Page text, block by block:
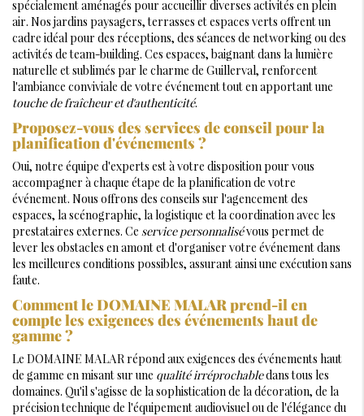
spécialement aménagés pour accueillir diverses activités en plein
air. Nos jardins paysagers, terrasses et espaces verts offrent un
cadre idéal pour des réceptions, des séances de networking ou des
activités de team-building. Ces espaces, baignant dans la lumière
naturelle et sublimés par le charme de Guillerval, renforcent
l'ambiance conviviale de votre événement tout en apportant une
touche de fraîcheur et d'authenticité.
Proposez-vous des services de conseil pour la
planification d'événements ?
Oui, notre équipe d'experts est à votre disposition pour vous
accompagner à chaque étape de la planification de votre
événement. Nous offrons des conseils sur l'agencement des
espaces, la scénographie, la logistique et la coordination avec les
prestataires externes. Ce service personnalisévous permet de
lever les obstacles en amont et d'organiser votre événement dans
les meilleures conditions possibles, assurant ainsi une exécution sans
faute.
Comment le DOMAINE MALAR prend-il en
compte les exigences des événements haut de
gamme ?
Le DOMAINE MALAR répond aux exigences des événements haut
de gamme en misant sur une qualité irréprochabledans tous les
domaines. Qu'il s'agisse de la sophistication de la décoration, de la
précision technique de l'équipement audiovisuel ou de l'élégance du